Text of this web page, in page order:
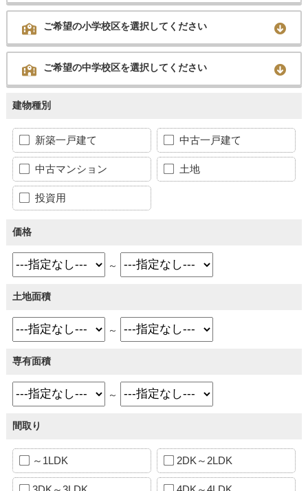
ご希望の小学校区を選択してください
ご希望の中学校区を選択してください
建物種別
新築一戸建て 中古一戸建て
中古マンション 土地
投資用
価格
～
土地面積
～
専有面積
～
間取り
～1LDK 2DK～2LDK